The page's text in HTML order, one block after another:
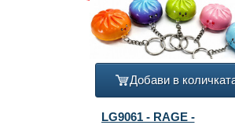
Добави в
LG9061 - RAGE -